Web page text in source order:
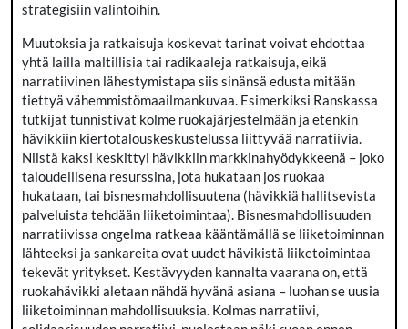
strategisiin valintoihin.
Muutoksia ja ratkaisuja koskevat tarinat voivat ehdottaa
yhtä lailla maltillisia tai radikaaleja ratkaisuja, eikä
narratiivinen lähestymistapa siis sinänsä edusta mitään
tiettyä vähemmistömaailmankuvaa. Esimerkiksi Ranskassa
tutkijat tunnistivat kolme ruokajärjestelmään ja etenkin
hävikkiin kiertotalouskeskustelussa liittyvää narratiivia.
Niistä kaksi keskittyi hävikkiin markkinahyödykkeenä – joko
taloudellisena resurssina, jota hukataan jos ruokaa
hukataan, tai bisnesmahdollisuutena (hävikkiä hallitsevista
palveluista tehdään liiketoimintaa). Bisnesmahdollisuuden
narratiivissa ongelma ratkeaa kääntämällä se liiketoiminnan
lähteeksi ja sankareita ovat uudet hävikistä liiketoimintaa
tekevät yritykset. Kestävyyden kannalta vaarana on, että
ruokahävikki aletaan nähdä hyvänä asiana – luohan se uusia
liiketoiminnan mahdollisuuksia. Kolmas narratiivi,